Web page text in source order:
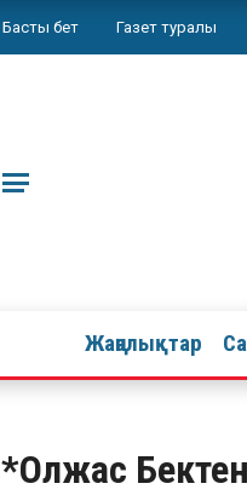
Басты бет Газет туралы
Жаңалықтар
*Олжас